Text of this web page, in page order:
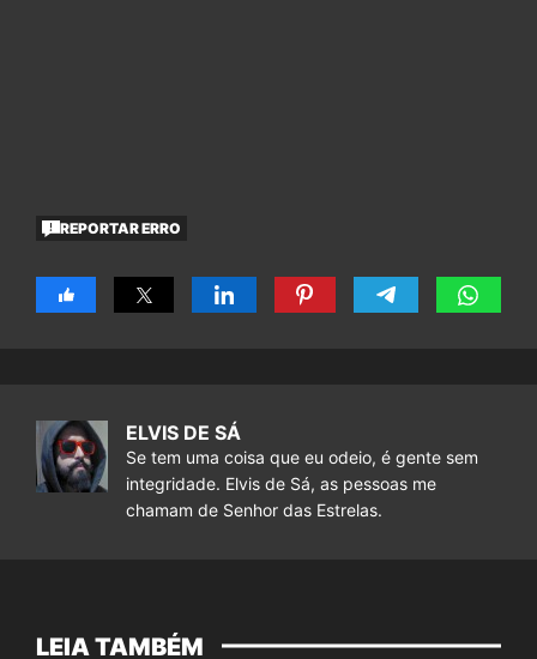
REPORTAR ERRO
ELVIS DE SÁ
Se tem uma coisa que eu odeio, é gente sem
integridade. Elvis de Sá, as pessoas me
chamam de Senhor das Estrelas.
LEIA TAMBÉM